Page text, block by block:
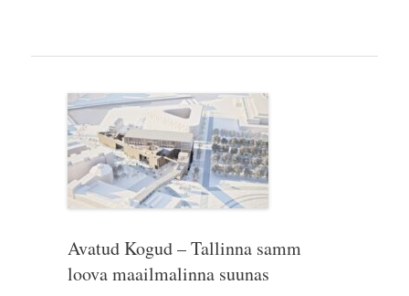
Avatud Kogud – Tallinna samm
loova maailmalinna suunas